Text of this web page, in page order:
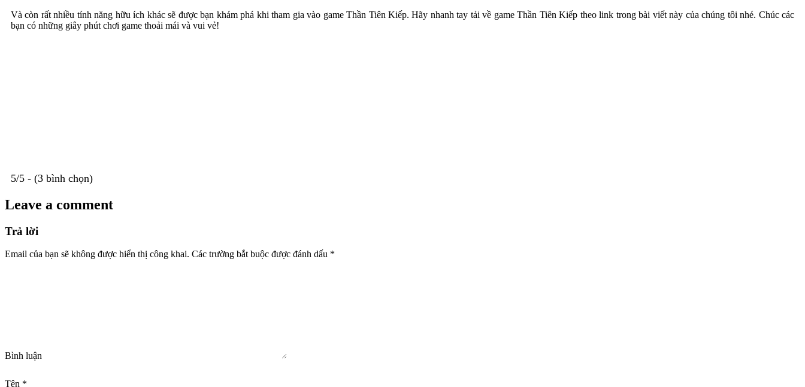
Và còn rất nhiều tính năng hữu ích khác sẽ được bạn khám phá khi tham gia vào game Thần Tiên Kiếp. Hãy nhanh tay tải về game Thần Tiên Kiếp theo link trong bài viết này của chúng tôi nhé. Chúc các
bạn có những giây phút chơi game thoải mái và vui vẻ!
5/5 - (3 bình chọn)
Leave a comment
Trả lời
Email của bạn sẽ không được hiển thị công khai. Các trường bắt buộc được đánh dấu *
Bình luận
Tên *